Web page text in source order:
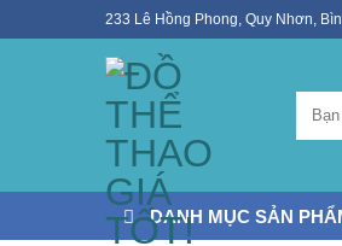
to
233 Lê Hồng Phong, Quy Nhơn,
DANH MỤC SẢN